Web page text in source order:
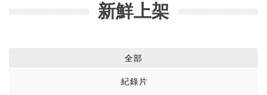
新鮮上架
全部
紀錄片